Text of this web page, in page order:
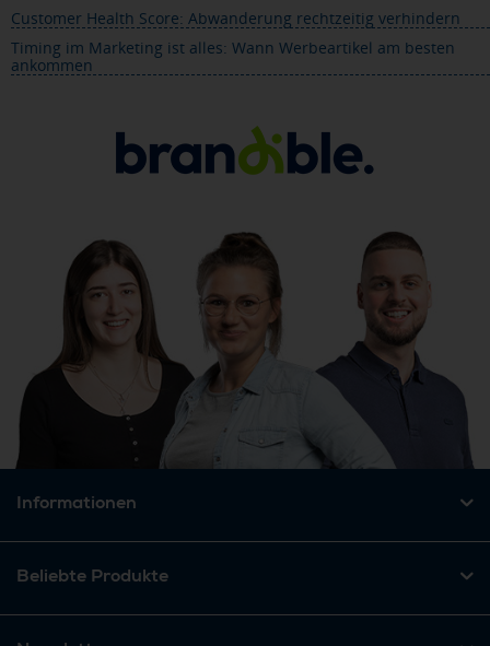
Customer Health Score: Abwanderung rechtzeitig verhindern
Timing im Marketing ist alles: Wann Werbeartikel am besten
ankommen
Informationen
Beliebte Produkte